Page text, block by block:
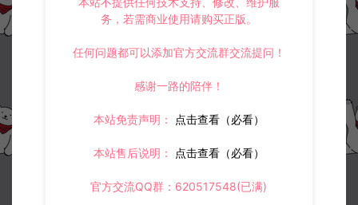
资源下载
务，若需商业使用请购买正版。
任何问题都可以添加官方交流群交流提问！
感谢一路的陪伴！
本站免责声明： 点击查看（必看）
本站售后说明： 点击查看（必看）
官方交流QQ群：620517548(已满)